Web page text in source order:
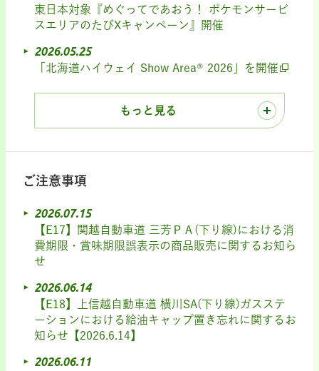
東日本対象『めぐってであおう！ ポケモンサービ
スエリアのたびXキャンペーン』開催
2026.05.25
「北海道ハイウェイ Show Area® 2026」を開催
もっと見る
ご注意事項
2026.07.15
【E17】関越自動車道 三芳ＰＡ(下り線)における消
費期限・賞味期限誤表示の商品販売に関するお知ら
せ
2026.06.14
【E18】上信越自動車道 横川SA(下り線)ガスステ
ーションにおける給油キャップ置き忘れに関するお
知らせ【2026.6.14】
2026.06.11